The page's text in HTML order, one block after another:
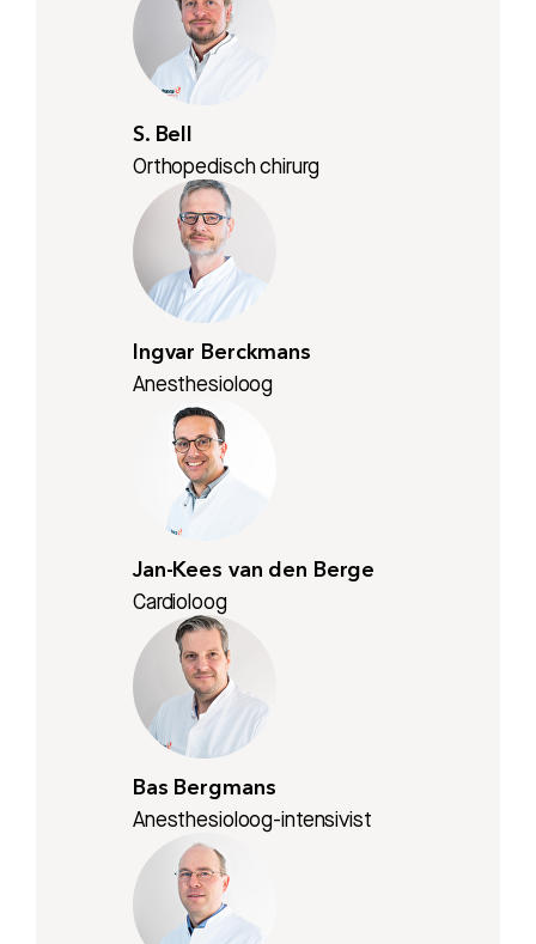
S. Bell
Orthopedisch chirurg
Ingvar Berckmans
Anesthesioloog
Jan-Kees van den Berge
Cardioloog
Bas Bergmans
Anesthesioloog-intensivist